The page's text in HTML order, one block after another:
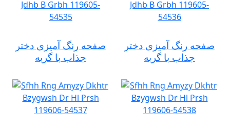
صفحه رنگ آمیزی دختر
جذاب با گربه
صفحه رنگ آمیزی دختر
جذاب با گربه